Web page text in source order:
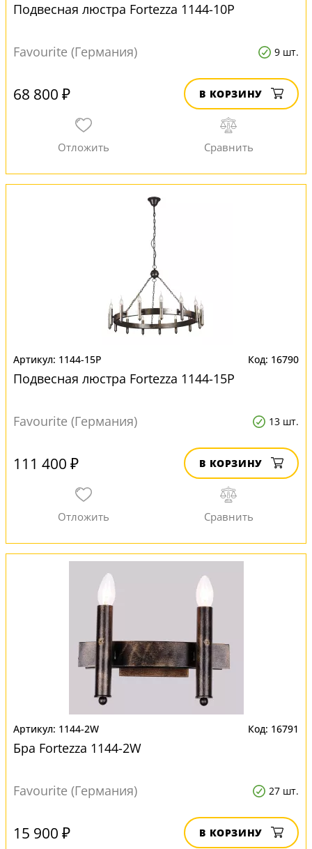
Подвесная люстра Fortezza 1144-10P
Favourite (Германия) 9 шт.
68 800 ₽ В КОРЗИНУ
1144-15P 16790
Подвесная люстра Fortezza 1144-15P
Favourite (Германия) 13 шт.
111 400 ₽ В КОРЗИНУ
1144-2W 16791
Бра Fortezza 1144-2W
Favourite (Германия) 27 шт.
15 900 ₽ В КОРЗИНУ